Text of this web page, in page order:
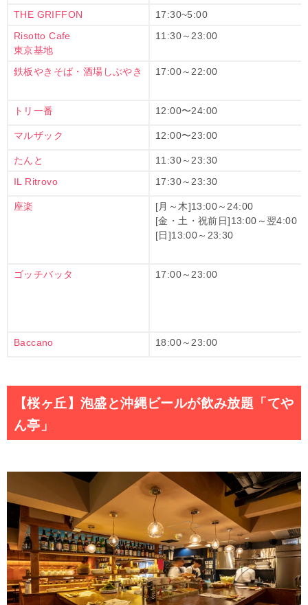
THE GRIFFON
17:30~5:00
Risotto Cafe
東京基地
11:30～23:00
鉄板やきそば・酒場しぶやき 17:00～22:00
トリ一番 12:00〜24:00
マルザック 12:00〜23:00
たんと
11:30～23:30
IL Ritrovo
17:30～23:30
座楽
[月～木]13:00～24:00
[金・土・祝前日]13:00～翌4:00
[日]13:00～23:30
ゴッチバッタ 17:00～23:00
Baccano 18:00～23:00
【桜ヶ丘】泡盛と沖縄ビールが飲み放題「てや
ん亭」